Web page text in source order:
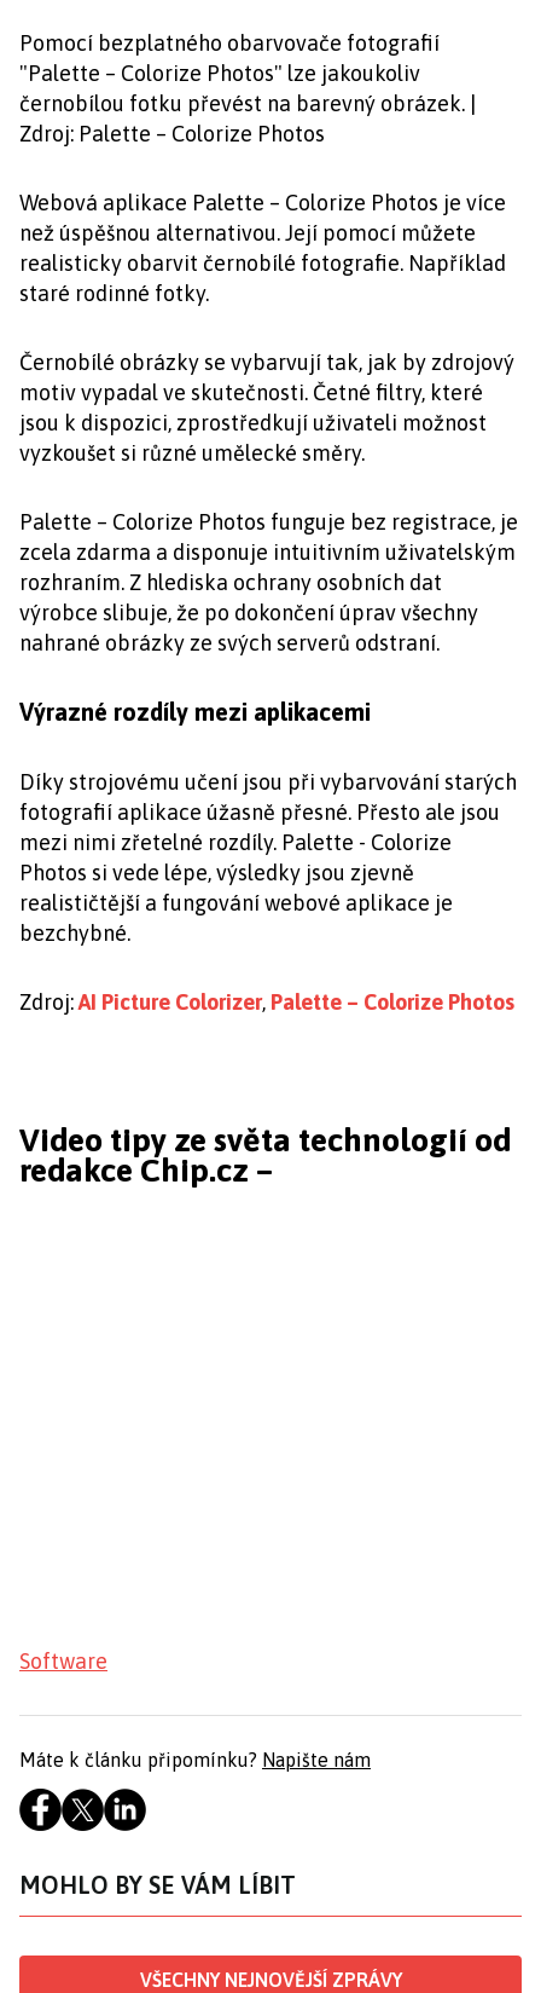
Pomocí bezplatného obarvovače fotografií
"Palette – Colorize Photos" lze jakoukoliv
černobílou fotku převést na barevný obrázek. |
Zdroj: Palette – Colorize Photos
Webová aplikace Palette – Colorize Photos je více
než úspěšnou alternativou. Její pomocí můžete
realisticky obarvit černobílé fotografie. Například
staré rodinné fotky.
Černobílé obrázky se vybarvují tak, jak by zdrojový
motiv vypadal ve skutečnosti. Četné filtry, které
jsou k dispozici, zprostředkují uživateli možnost
vyzkoušet si různé umělecké směry.
Palette – Colorize Photos funguje bez registrace, je
zcela zdarma a disponuje intuitivním uživatelským
rozhraním. Z hlediska ochrany osobních dat
výrobce slibuje, že po dokončení úprav všechny
nahrané obrázky ze svých serverů odstraní.
Výrazné rozdíly mezi aplikacemi
Díky strojovému učení jsou při vybarvování starých
fotografií aplikace úžasně přesné. Přesto ale jsou
mezi nimi zřetelné rozdíly. Palette - Colorize
Photos si vede lépe, výsledky jsou zjevně
realističtější a fungování webové aplikace je
bezchybné.
Zdroj:AI Picture Colorizer, Palette – Colorize Photos
Video tipy ze světa technologií od
redakce Chip.cz –
Software
Máte k článku připomínku? Napište nám
MOHLO BY SE VÁM LÍBIT
VŠECHNY NEJNOVĚJŠÍ ZPRÁVY